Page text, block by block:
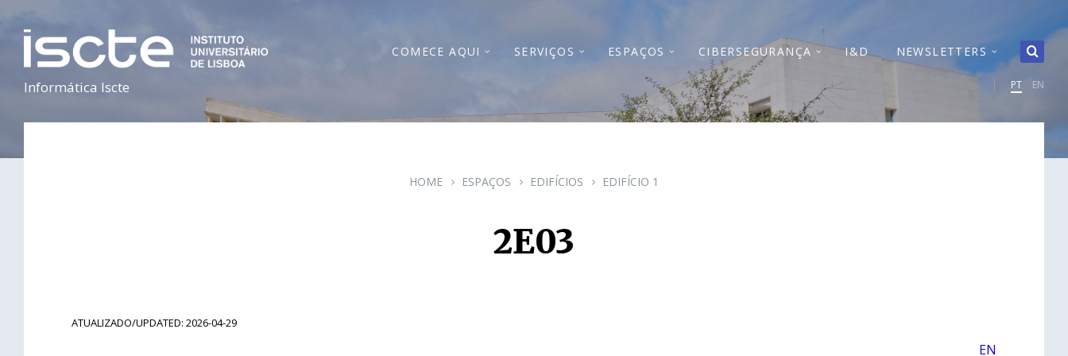
Informática Iscte
COMECE AQUI SERVIÇOS ESPAÇOS CIBERSEGURANÇA I&D NEWSLETTERS
PT EN
HOME ESPAÇOS EDIFÍCIOS EDIFÍCIO 1
2E03
ATUALIZADO/UPDATED: 2026-04-29
EN